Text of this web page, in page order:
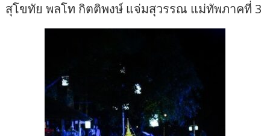
สุโขทัย พลโท กิตติพงษ์ แจ่มสุวรรณ แม่ทัพภาคที่ 3